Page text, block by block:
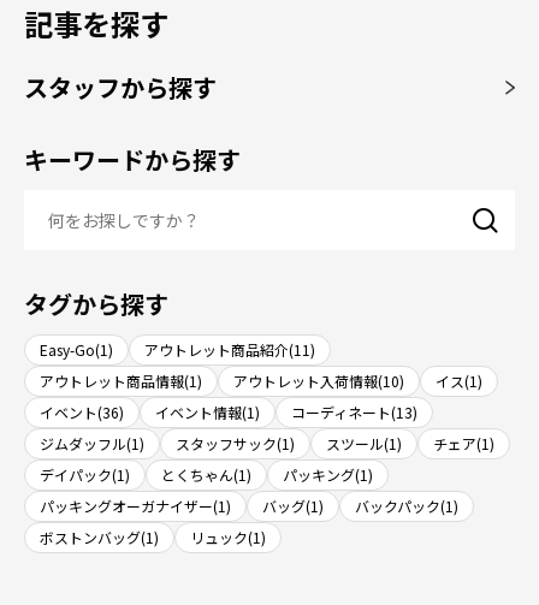
記事を探す
スタッフから探す
キーワードから探す
タグから探す
Easy-Go(1)
アウトレット商品紹介(11)
アウトレット商品情報(1)
アウトレット入荷情報(10)
イス(1)
イベント(36)
イベント情報(1)
コーディネート(13)
ジムダッフル(1)
スタッフサック(1) スツール(1)
チェア(1)
デイパック(1)
とくちゃん(1)
パッキング(1)
パッキングオーガナイザー(1)
バッグ(1)
バックパック(1)
ボストンバッグ(1)
リュック(1)